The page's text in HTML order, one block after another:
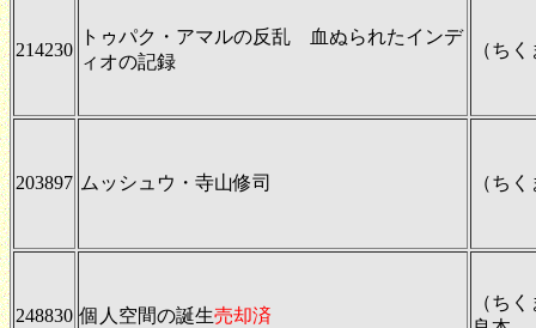
214230
トゥパク・アマルの反乱 血ぬられたインデ
ィオの記録
（ち
203897 ムッシュウ・寺山修司 （ち
248830 個人空間の誕生売却済
（ち